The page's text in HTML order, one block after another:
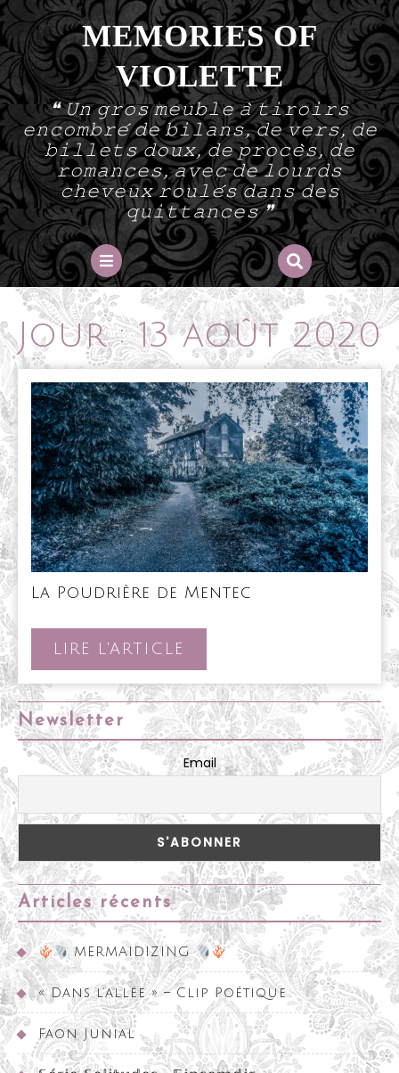
Skip
to
content
MEMORIES OF
VIOLETTE
❝ 𝚄𝚗 𝚐𝚛𝚘𝚜 𝚖𝚎𝚞𝚋𝚕𝚎 𝚊̀ 𝚝𝚒𝚛𝚘𝚒𝚛𝚜
𝚎𝚗𝚌𝚘𝚖𝚋𝚛𝚎́ 𝚍𝚎 𝚋𝚒𝚕𝚊𝚗𝚜, 𝚍𝚎 𝚟𝚎𝚛𝚜, 𝚍𝚎
𝚋𝚒𝚕𝚕𝚎𝚝𝚜 𝚍𝚘𝚞𝚡, 𝚍𝚎 𝚙𝚛𝚘𝚌𝚎̀𝚜, 𝚍𝚎
𝚛𝚘𝚖𝚊𝚗𝚌𝚎𝚜, 𝚊𝚟𝚎𝚌 𝚍𝚎 𝚕𝚘𝚞𝚛𝚍𝚜
𝚌𝚑𝚎𝚟𝚎𝚞𝚡 𝚛𝚘𝚞𝚕𝚎́𝚜 𝚍𝚊𝚗𝚜 𝚍𝚎𝚜
𝚚𝚞𝚒𝚝𝚝𝚊𝚗𝚌𝚎𝚜 ❞
Open
Button
Jour :13 août 2020
La Poudrière de Mentec
LIRE L'ARTICLE
L'ARTICLE
Newsletter
Email
Articles récents
MERMAIDIZING
« Dans l’allée » – Clip Poétique
Faon Junial